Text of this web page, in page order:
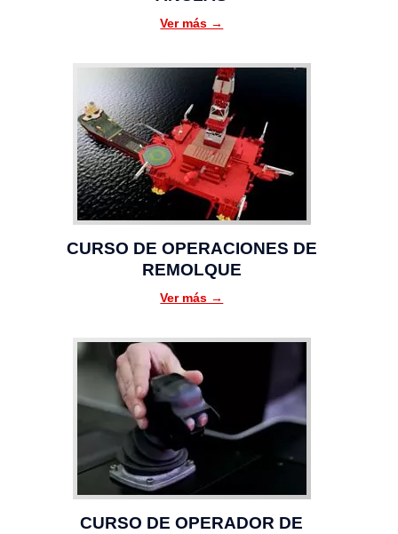
Ver más →
CURSO DE OPERACIONES DE
REMOLQUE
Ver más →
CURSO DE OPERADOR DE